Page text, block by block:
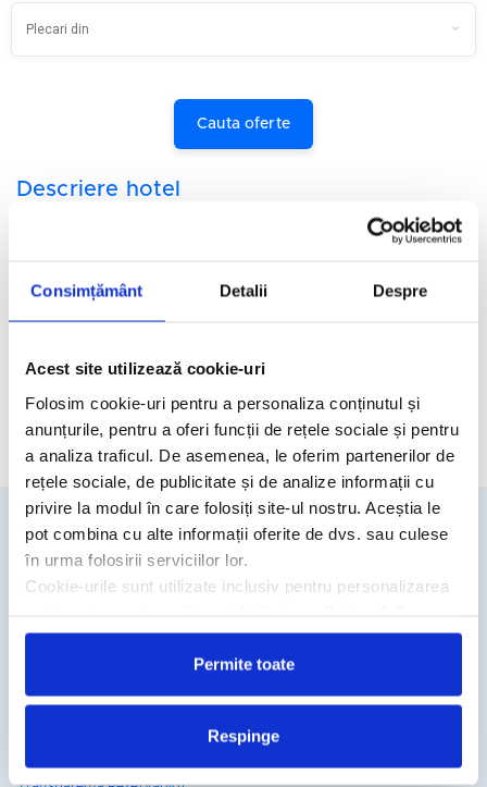
Consimțământ Detalii Despre
Acest site utilizează cookie-uri
Folosim cookie-uri pentru a personaliza conținutul și
anunțurile, pentru a oferi funcții de rețele sociale și pentru
a analiza traficul. De asemenea, le oferim partenerilor de
rețele sociale, de publicitate și de analize informații cu
privire la modul în care folosiți site-ul nostru. Aceștia le
pot combina cu alte informații oferite de dvs. sau culese
în urma folosirii serviciilor lor.
Cookie-urile sunt utilizate inclusiv pentru personalizarea
Permite toate
Respinge
Cauta oferte
Descriere hotel
se afla in orasul Hammamet in
Facilitati hotel
Cere oferta personalizata
Detalii si rezervari
031.438.18.53
Licente TravelMatters